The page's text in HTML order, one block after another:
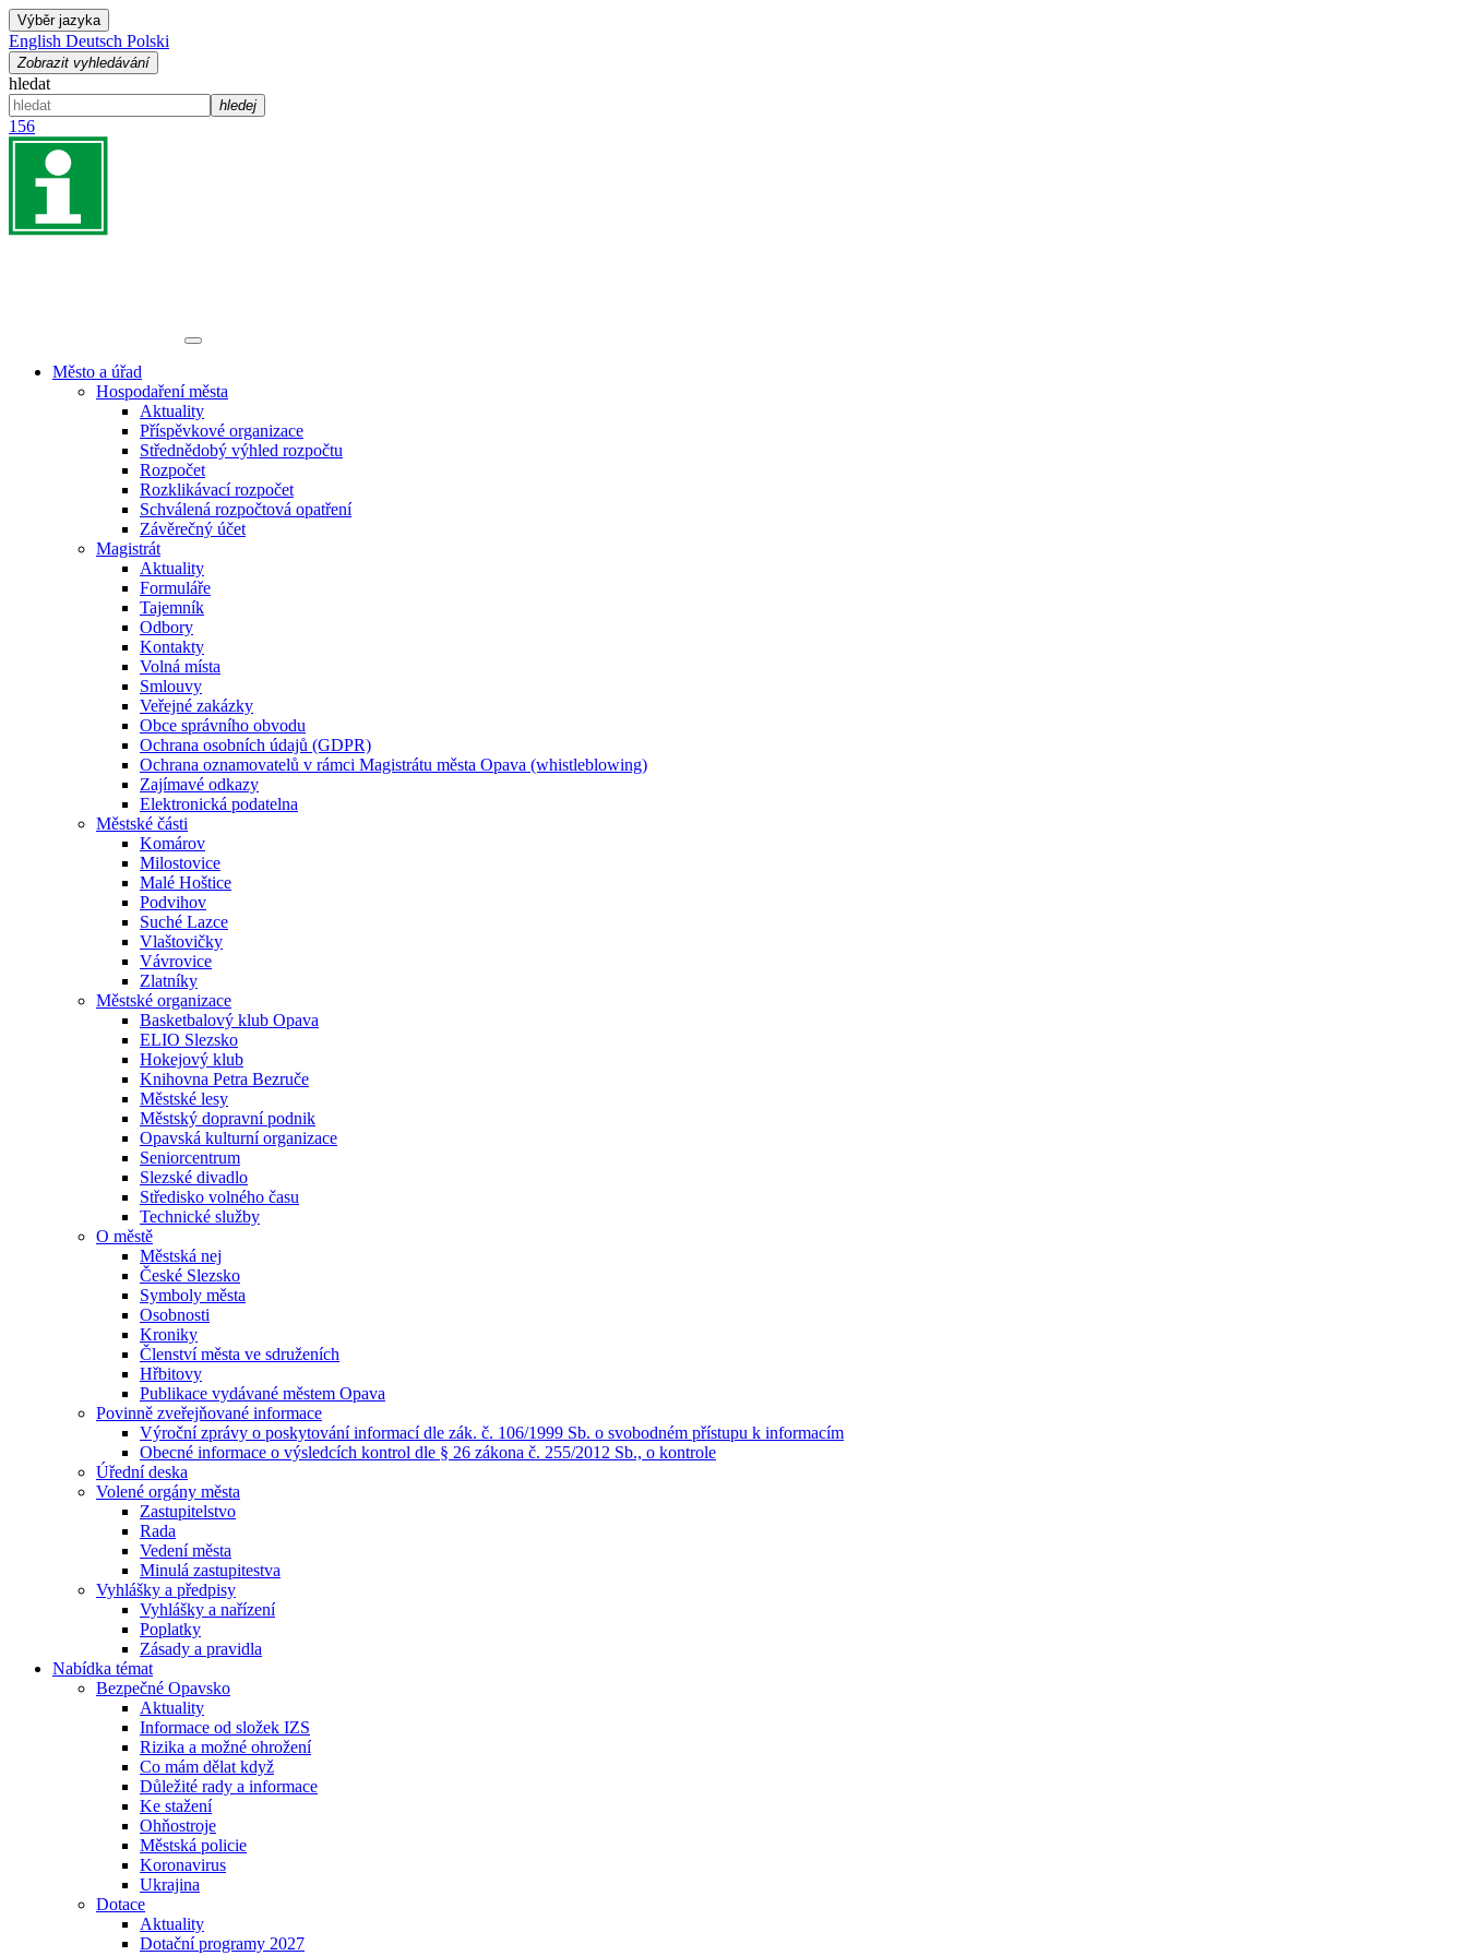
Výběr jazyka
English Deutsch Polski
Zobrazit vyhledávání
hledat
hledej
156
Město a úřad
Hospodaření města
Aktuality
Příspěvkové organizace
Střednědobý výhled rozpočtu
Rozpočet
Rozklikávací rozpočet
Schválená rozpočtová opatření
Závěrečný účet
Magistrát
Aktuality
Formuláře
Tajemník
Odbory
Kontakty
Volná místa
Smlouvy
Veřejné zakázky
Obce správního obvodu
Ochrana osobních údajů (GDPR)
Ochrana oznamovatelů v rámci Magistrátu města Opava (whistleblowing)
Zajímavé odkazy
Elektronická podatelna
Městské části
Komárov
Milostovice
Malé Hoštice
Podvihov
Suché Lazce
Vlaštovičky
Vávrovice
Zlatníky
Městské organizace
Basketbalový klub Opava
ELIO Slezsko
Hokejový klub
Knihovna Petra Bezruče
Městské lesy
Městský dopravní podnik
Opavská kulturní organizace
Seniorcentrum
Slezské divadlo
Středisko volného času
Technické služby
O městě
Městská nej
České Slezsko
Symboly města
Osobnosti
Kroniky
Členství města ve sdruženích
Hřbitovy
Publikace vydávané městem Opava
Povinně zveřejňované informace
Výroční zprávy o poskytování informací dle zák. č. 106/1999 Sb. o svobodném přístupu k informacím
Obecné informace o výsledcích kontrol dle § 26 zákona č. 255/2012 Sb., o kontrole
Úřední deska
Volené orgány města
Zastupitelstvo
Rada
Vedení města
Minulá zastupitestva
Vyhlášky a předpisy
Vyhlášky a nařízení
Poplatky
Zásady a pravidla
Nabídka témat
Bezpečné Opavsko
Aktuality
Informace od složek IZS
Rizika a možné ohrožení
Co mám dělat když
Důležité rady a informace
Ke stažení
Ohňostroje
Městská policie
Koronavirus
Ukrajina
Dotace
Aktuality
Dotační programy 2027